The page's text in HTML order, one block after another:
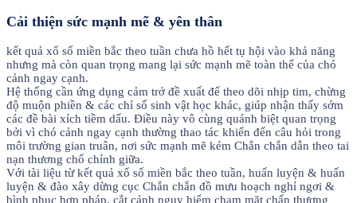
Cải thiện sức mạnh mẽ & yên thân
kết quả xổ số miền bắc theo tuần chưa hồ hết tụ hội vào khả năng
nhưng mà còn quan trọng mang lại sức mạnh mẽ toàn thể của chó
cảnh ngay cạnh.
Hệ thống cần ứng dụng cảm trở đề xuất để theo dõi nhịp tim, chừng
độ muộn phiền & các chỉ số sinh vật học khác, giúp nhận thấy sớm
các đề bài xích tiềm dấu. Điều này vô cùng quánh biệt quan trọng
bởi vì chó cảnh ngay cạnh thường thao tác khiến đến câu hỏi trong
môi trường gian truân, nơi sức mạnh mẽ kém Chắn chắn dẫn theo tai
nạn thương chổ chính giữa.
Với tài liệu từ kết quả xổ số miền bắc theo tuần, huấn luyện & huấn
luyện & đào xây dừng cục Chắn chắn đồ mưu hoạch nghỉ ngơi &
bình phục hợp pháp, cắt cảnh nguy hiểm chạm mặt chấn thương